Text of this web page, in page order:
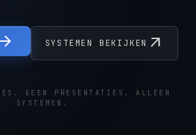
arrow_forward SYSTEMEN BEKIJKEN arrow_outward
GEEN PRESENTATIES. ALLEEN
SYSTEMEN.